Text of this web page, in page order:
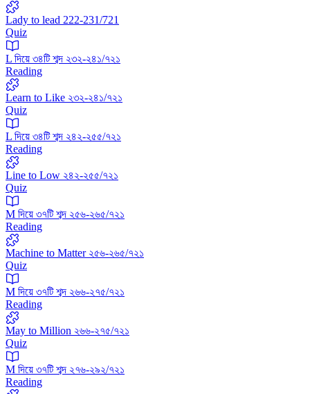
Lady to lead 222-231/721
Quiz
L দিয়ে ৩৪টি শব্দ ২৩২-২৪১/৭২১
Reading
Learn to Like ২৩২-২৪১/৭২১
Quiz
L দিয়ে ৩৪টি শব্দ ২৪২-২৫৫/৭২১
Reading
Line to Low ২৪২-২৫৫/৭২১
Quiz
M দিয়ে ৩৭টি শব্দ ২৫৬-২৬৫/৭২১
Reading
Machine to Matter ২৫৬-২৬৫/৭২১
Quiz
M দিয়ে ৩৭টি শব্দ ২৬৬-২৭৫/৭২১
Reading
May to Million ২৬৬-২৭৫/৭২১
Quiz
M দিয়ে ৩৭টি শব্দ ২৭৬-২৯২/৭২১
Reading